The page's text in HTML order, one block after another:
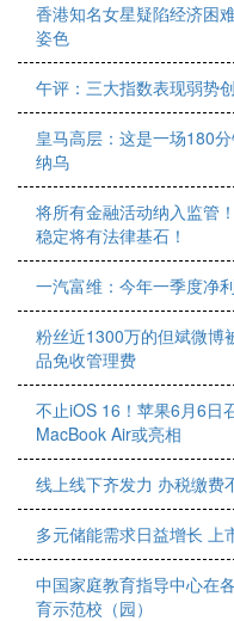
香港知名女星疑陷经济困
姿色
午评：三大指数表现弱势
皇马高层：这是一场180
纳乌
将所有金融活动纳入监管
稳定将有法律基石！
一汽富维：今年一季度净
粉丝近1300万的但斌微博
品免收管理费
不止iOS 16！苹果6月6日
MacBook Air或亮相
线上线下齐发力 办税缴费
多元储能需求日益增长 上
中国家庭教育指导中心在
育示范校（园）